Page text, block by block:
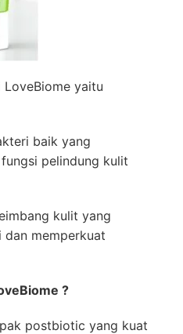
yaitu
baik yang
pelindung kulit
kulit yang
memperkuat
?
postbiotic yang kuat